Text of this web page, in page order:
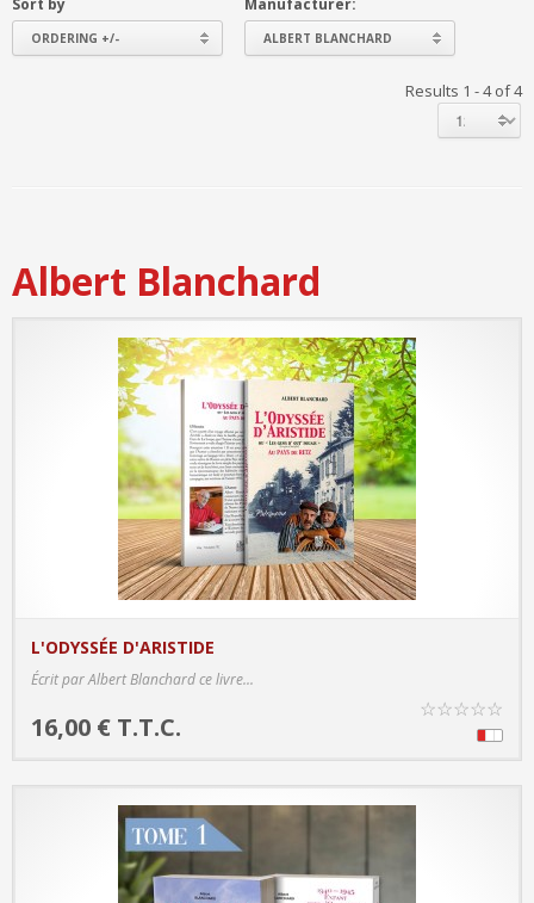
ORDERING +/- ALBERT BLANCHARD
Results 1 - 4 of 4
Albert Blanchard
L'ODYSSÉE D'ARISTIDE
Écrit par Albert Blanchard ce livre...
16,00 € T.T.C.
☆☆☆☆☆